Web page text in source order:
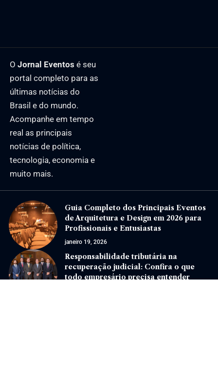
O Jornal Eventos é seu
portal completo para as
últimas notícias do
Brasil e do mundo.
Acompanhe em tempo
real as principais
notícias de política,
tecnologia, economia e
muito mais.
Guia Completo dos Principais Eventos
de Arquitetura e Design em 2026 para
Profissionais e Entusiastas
janeiro 19, 2026
Responsabilidade tributária na
recuperação judicial: Confira o que
todo empresário precisa entender